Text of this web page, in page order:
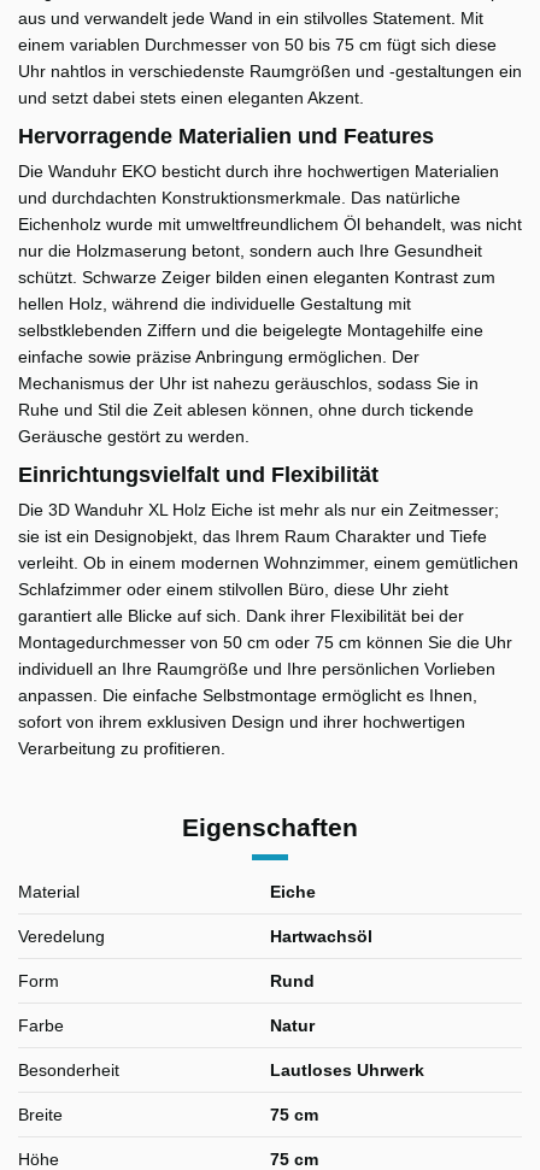
aus und verwandelt jede Wand in ein stilvolles Statement. Mit
einem variablen Durchmesser von 50 bis 75 cm fügt sich diese
Uhr nahtlos in verschiedenste Raumgrößen und -gestaltungen ein
und setzt dabei stets einen eleganten Akzent.
Hervorragende Materialien und Features
Die Wanduhr EKO besticht durch ihre hochwertigen Materialien
und durchdachten Konstruktionsmerkmale. Das natürliche
Eichenholz wurde mit umweltfreundlichem Öl behandelt, was nicht
nur die Holzmaserung betont, sondern auch Ihre Gesundheit
schützt. Schwarze Zeiger bilden einen eleganten Kontrast zum
hellen Holz, während die individuelle Gestaltung mit
selbstklebenden Ziffern und die beigelegte Montagehilfe eine
einfache sowie präzise Anbringung ermöglichen. Der
Mechanismus der Uhr ist nahezu geräuschlos, sodass Sie in
Ruhe und Stil die Zeit ablesen können, ohne durch tickende
Geräusche gestört zu werden.
Einrichtungsvielfalt und Flexibilität
Die 3D Wanduhr XL Holz Eiche ist mehr als nur ein Zeitmesser;
sie ist ein Designobjekt, das Ihrem Raum Charakter und Tiefe
verleiht. Ob in einem modernen Wohnzimmer, einem gemütlichen
Schlafzimmer oder einem stilvollen Büro, diese Uhr zieht
garantiert alle Blicke auf sich. Dank ihrer Flexibilität bei der
Montagedurchmesser von 50 cm oder 75 cm können Sie die Uhr
individuell an Ihre Raumgröße und Ihre persönlichen Vorlieben
anpassen. Die einfache Selbstmontage ermöglicht es Ihnen,
sofort von ihrem exklusiven Design und ihrer hochwertigen
Verarbeitung zu profitieren.
Eigenschaften
Material Eiche
Veredelung Hartwachsöl
Form Rund
Farbe Natur
Besonderheit Lautloses Uhrwerk
Breite 75 cm
Höhe 75 cm